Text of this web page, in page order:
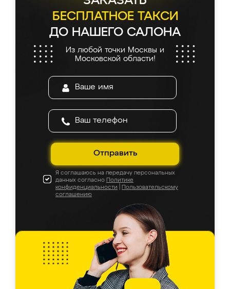
БЕСПЛАТНОЕ ТАКСИ
ДО НАШЕГО САЛОНА
Из любой точки Москвы и
Московской области!
Отправить
Я соглашаюсь на передачу персональных
данных согласно Политике
конфиденциальности
Пользовательскому
соглашению